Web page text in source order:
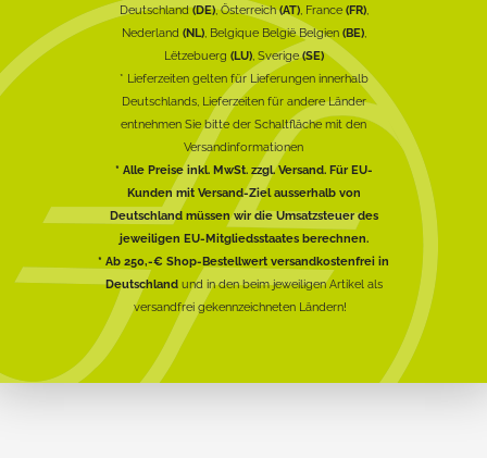
Deutschland(DE), Österreich(AT), France (FR),
Nederland (NL), Belgique België Belgien (BE),
Lëtzebuerg (LU), Sverige(SE)
* Lieferzeiten gelten für Lieferungen innerhalb
Deutschlands, Lieferzeiten für andere Länder
entnehmen Sie bitte der Schaltfläche mit den
Versandinformationen
* Alle Preise inkl. MwSt. zzgl. Versand. Für EU-
Kunden mit Versand-Ziel ausserhalb von
Deutschland müssen wir die Umsatzsteuer des
jeweiligen EU-Mitgliedsstaates berechnen.
* Ab 250,-€ Shop-Bestellwert versandkostenfrei in
Deutschlandund in den beim jeweiligen Artikel als
versandfrei gekennzeichneten Ländern!